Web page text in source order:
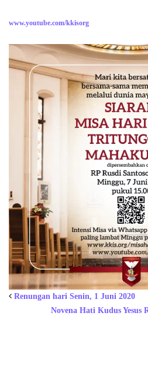
www.youtube.com/kkisorg
Renungan hari Senin, 1 Juni 2020
Novena Hati Kudus Yesus